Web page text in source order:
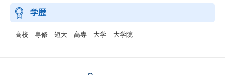
学歴
高校 専修 短大 高専 大学 大学院